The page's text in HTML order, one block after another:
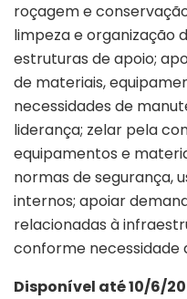
roçagem e
limpeza e organização
estruturas de apoio;
de materiais,
necessidades de
liderança; zelar pela
equipamentos e
normas de segurança,
internos; apoiar
relacionadas à
conforme necessidade
Disponível até 10/6/